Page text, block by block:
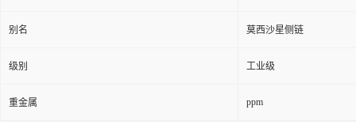
别名 莫西沙星侧链
级别 工业级
重金属 ppm